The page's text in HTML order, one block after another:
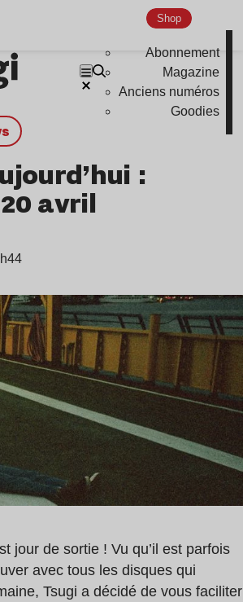
Shop
Abonnement
Magazine
Anciens numéros
Goodies
:
avril
jour de sortie ! Vu qu’il est parfois
avec tous les disques qui
Tsugi a décidé de vous faciliter